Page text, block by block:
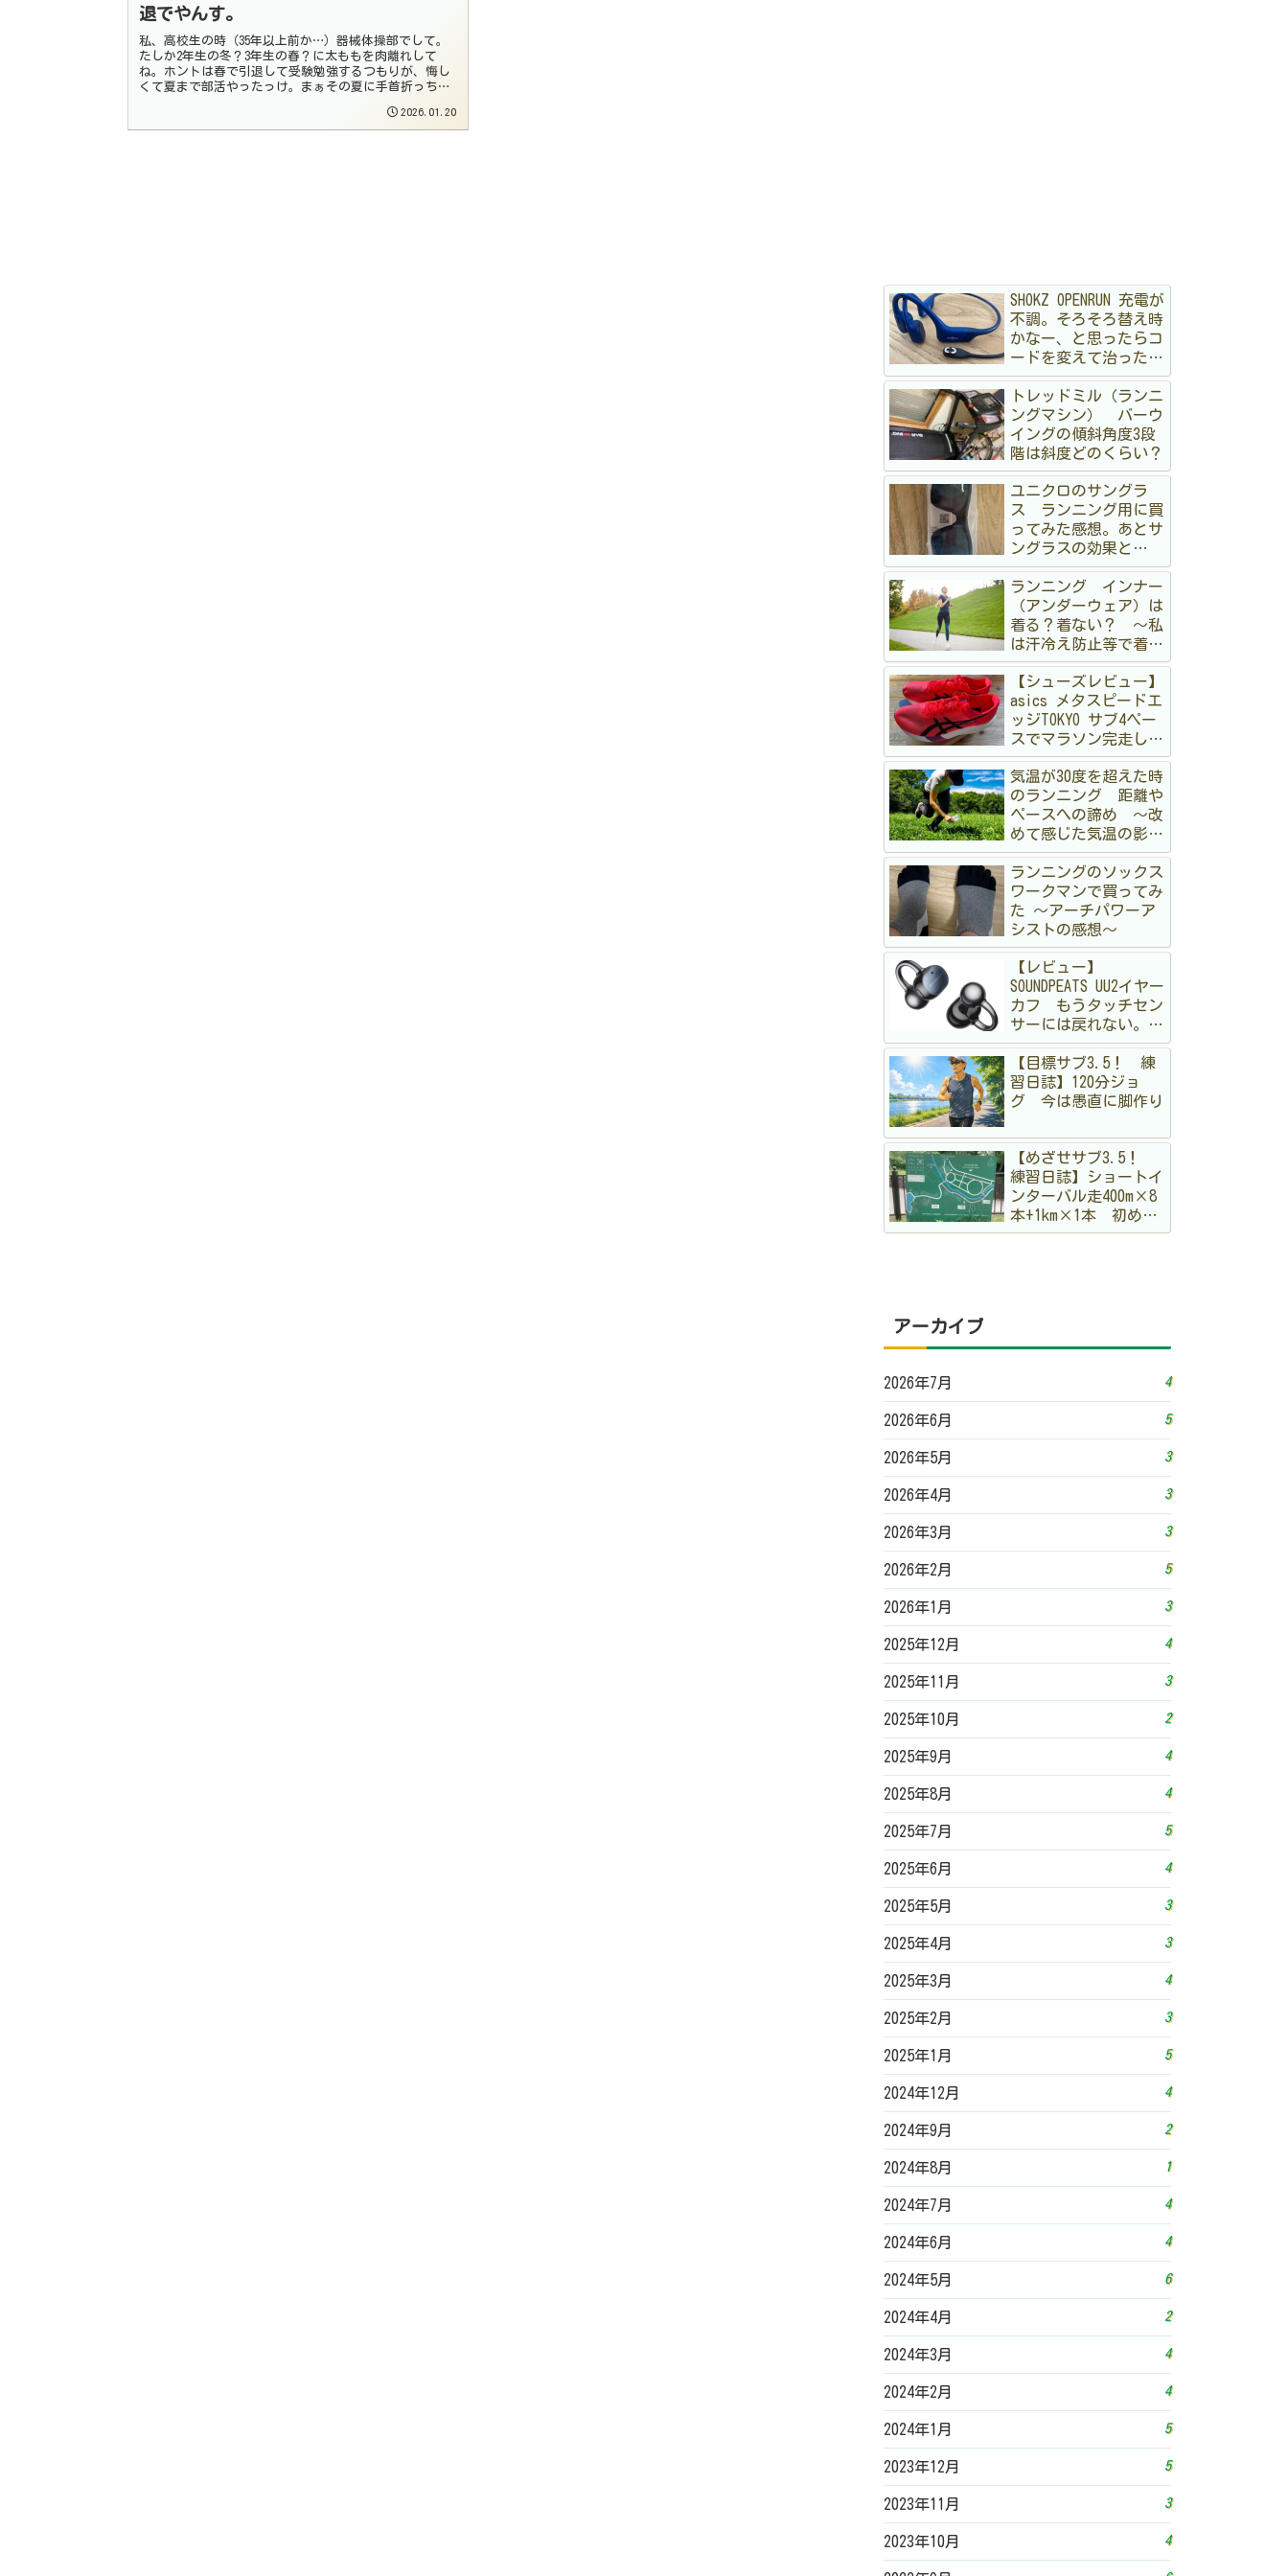
退でやんす。
私、高校生の時（35年以上前か…）器械体操部でして。
たしか2年生の冬？3年生の春？に太ももを肉離れして
ね。ホントは春で引退して受験勉強するつもりが、悔し
くて夏まで部活やったっけ。まぁその夏に手首折っちま
2026.01.20
SHOKZ OPENRUN 充電が
不調。そろそろ替え時
かなー、と思ったらコ
ードを変えて治ったハ
ナシ
トレッドミル（ランニ
ングマシン） バーウ
イングの傾斜角度3段
階は斜度どのくらい？
ユニクロのサングラ
ス ランニング用に買
ってみた感想。あとサ
ングラスの効果と
か 〜オークリーも持
ってるけど〜
ランニング インナー
（アンダーウェア）は
着る？着ない？ 〜私
は汗冷え防止等で着る
派です〜
【シューズレビュー】
asics メタスピードエ
ッジTOKYO サブ4ペー
スでマラソン完走して
みた
気温が30度を超えた時
のランニング 距離や
ペースへの諦め 〜改
めて感じた気温の影
響〜
ランニングのソックス
ワークマンで買ってみ
た 〜アーチパワーア
シストの感想〜
【レビュー】
SOUNDPEATS UU2イヤー
カフ もうタッチセン
サーには戻れない。走
る私が「物理ボタン」
に狂喜乱舞した理由
【目標サブ3.5！ 練
習日誌】120分ジョ
グ 今は愚直に脚作り
【めざせサブ3.5！
練習日誌】ショートイ
ンターバル走400m×8
本+1km×1本 初めて
のメニュー。まだ手探
アーカイブ
2026年7月 4
2026年6月 5
2026年5月 3
2026年4月 3
2026年3月 3
2026年2月 5
2026年1月 3
2025年12月 4
2025年11月 3
2025年10月 2
2025年9月 4
2025年8月 4
2025年7月 5
2025年6月 4
2025年5月 3
2025年4月 3
2025年3月 4
2025年2月 3
2025年1月 5
2024年12月 4
2024年9月 2
2024年8月 1
2024年7月 4
2024年6月 4
2024年5月 6
2024年4月 2
2024年3月 4
2024年2月 4
2024年1月 5
2023年12月 5
2023年11月 3
2023年10月 4